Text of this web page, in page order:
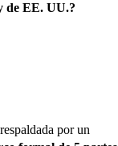
de EE. UU.?
por un